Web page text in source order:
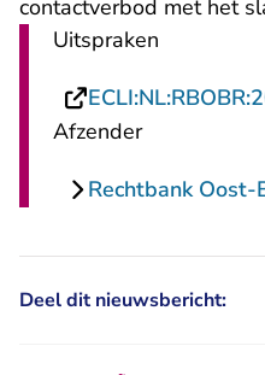
contactverbod met het
Uitspraken
Afzender
Rechtbank Oost-
Deel dit nieuwsbericht: